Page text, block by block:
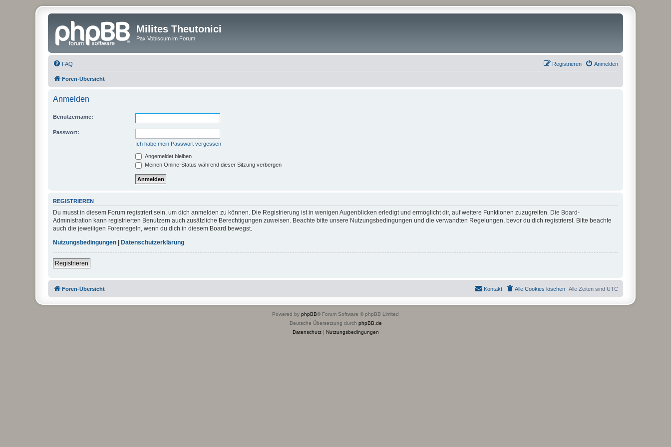
Milites Theutonici
Pax Vobiscum im Forum!
FAQ Anmelden
Registrieren
Foren-Übersicht
Anmelden
Benutzername:
Passwort:
Ich habe mein Passwort vergessen
Angemeldet bleiben
Meinen Online-Status während dieser Sitzung verbergen
REGISTRIEREN
Du musst in diesem Forum registriert sein, um dich anmelden zu können. Die Registrierung ist in wenigen Augenblicken erledigt und ermöglicht dir, auf weitere Funktionen zuzugreifen. Die Board-
Administration kann registrierten Benutzern auch zusätzliche Berechtigungen zuweisen. Beachte bitte unsere Nutzungsbedingungen und die verwandten Regelungen, bevor du dich registrierst. Bitte beachte
auch die jeweiligen Forenregeln, wenn du dich in diesem Board bewegst.
Nutzungsbedingungen
Datenschutzerklärung
Registrieren
Foren-Übersicht Alle Zeiten sind UTC
Alle Cookies löschen
Kontakt
Powered by phpBB® Forum Software © phpBB Limited
Deutsche Übersetzung durch phpBB.de
Datenschutz| Nutzungsbedingungen